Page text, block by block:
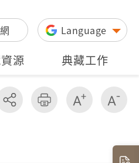
Language
源 典藏工作
分享 友善列印 增加字級